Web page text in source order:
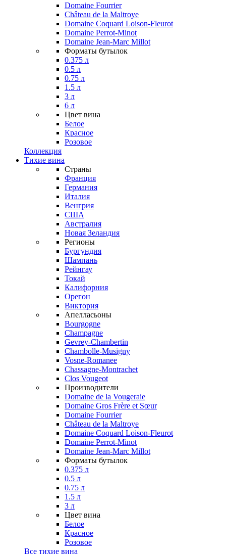
Domaine Fourrier
Château de la Maltroye
Domaine Coquard Loison-Fleurot
Domaine Perrot-Minot
Domaine Jean-Marc Millot
Форматы бутылок
0.375 л
0.5 л
0.75 л
1.5 л
3 л
6 л
Цвет вина
Белое
Красное
Розовое
Коллекция
Тихие вина
Страны
Франция
Германия
Италия
Венгрия
США
Австралия
Новая Зеландия
Регионы
Бургундия
Шампань
Рейнгау
Токай
Калифорния
Орегон
Виктория
Апелласьоны
Bourgogne
Champagne
Gevrey-Chambertin
Chambolle-Musigny
Vosne-Romanee
Chassagne-Montrachet
Clos Vougeot
Производители
Domaine de la Vougeraie
Domaine Gros Frère et Sœur
Domaine Fourrier
Château de la Maltroye
Domaine Coquard Loison-Fleurot
Domaine Perrot-Minot
Domaine Jean-Marc Millot
Форматы бутылок
0.375 л
0.5 л
0.75 л
1.5 л
3 л
Цвет вина
Белое
Красное
Розовое
Все тихие вина